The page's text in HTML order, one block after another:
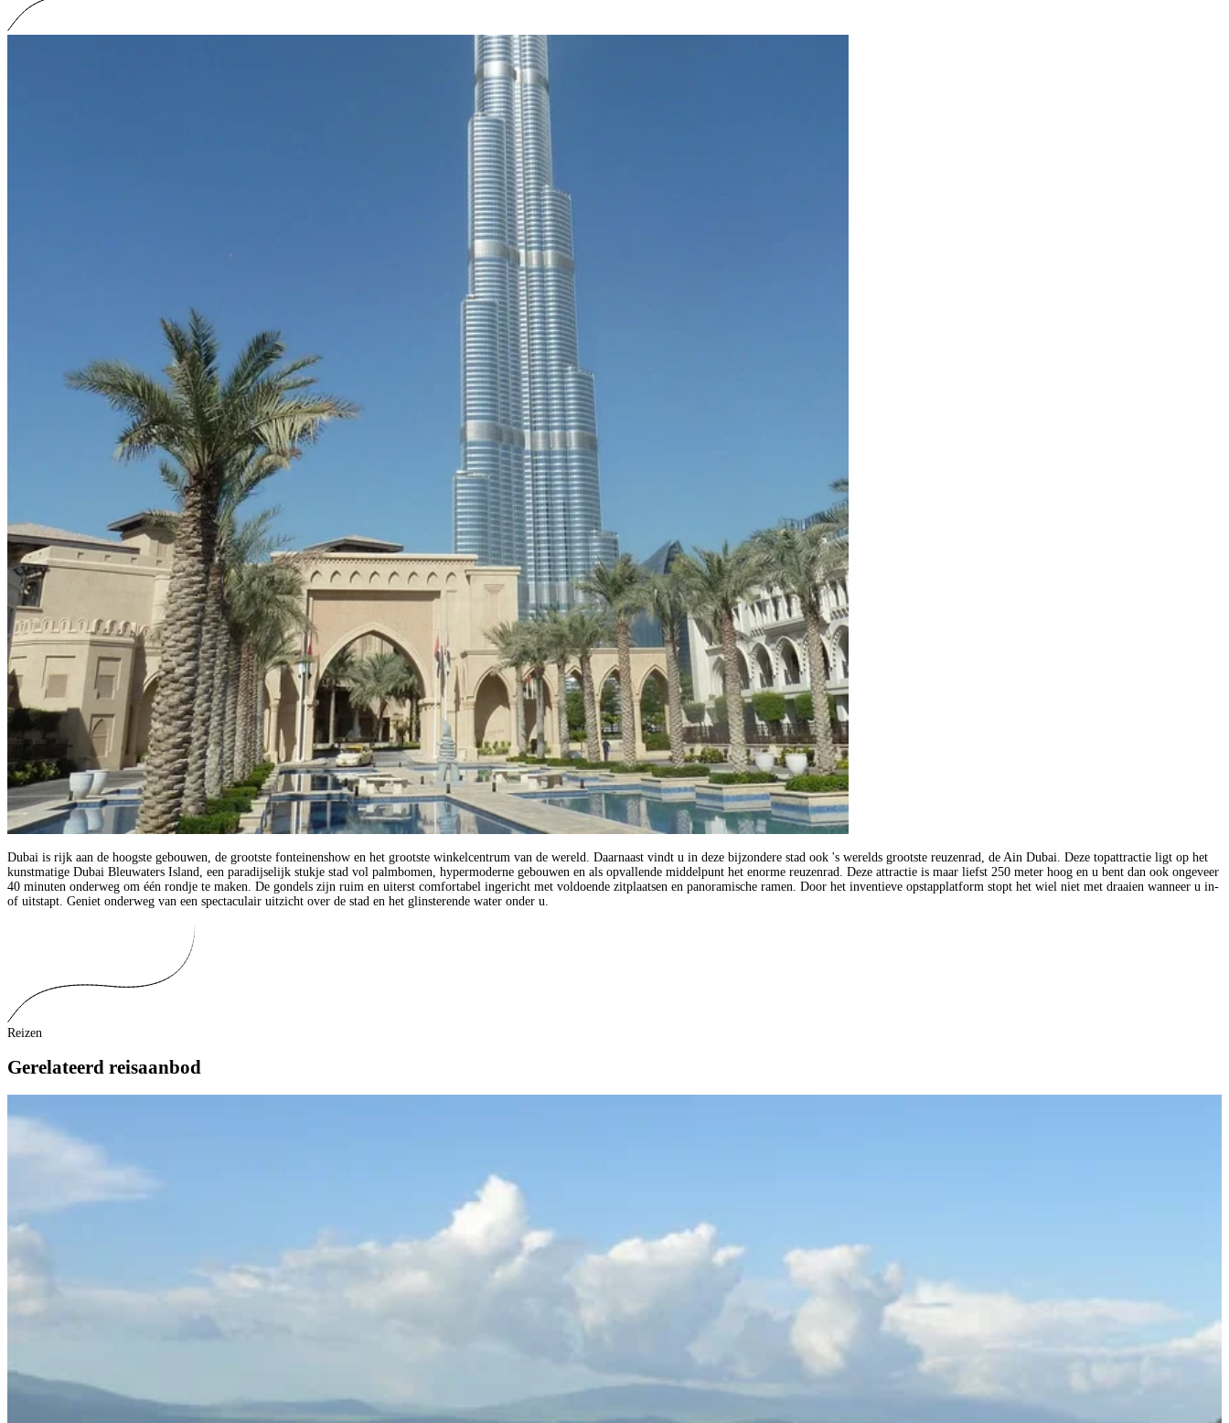
Dubai is rijk aan de hoogste gebouwen, de grootste fonteinenshow en het grootste winkelcentrum van de wereld. Daarnaast vindt u in deze bijzondere stad ook 's werelds grootste reuzenrad, de Ain Dubai. Deze topattractie ligt op het
kunstmatige Dubai Bleuwaters Island, een paradijselijk stukje stad vol palmbomen, hypermoderne gebouwen en als opvallende middelpunt het enorme reuzenrad. Deze attractie is maar liefst 250 meter hoog en u bent dan ook ongeveer
40 minuten onderweg om één rondje te maken. De gondels zijn ruim en uiterst comfortabel ingericht met voldoende zitplaatsen en panoramische ramen. Door het inventieve opstapplatform stopt het wiel niet met draaien wanneer u in-
of uitstapt. Geniet onderweg van een spectaculair uitzicht over de stad en het glinsterende water onder u.
Reizen
Gerelateerd reisaanbod